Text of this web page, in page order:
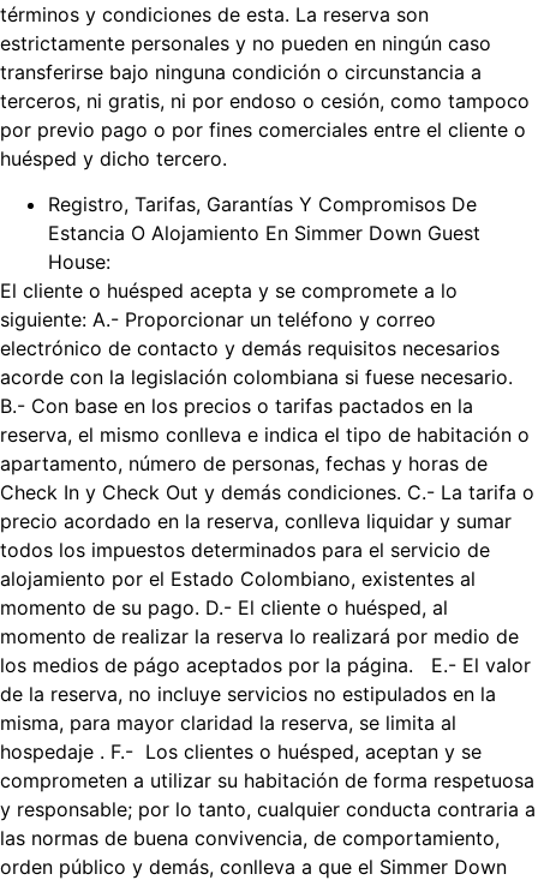
términos y condiciones de esta. La reserva son
estrictamente personales y no pueden en ningún caso
transferirse bajo ninguna condición o circunstancia a
terceros, ni gratis, ni por endoso o cesión, como tampoco
por previo pago o por fines comerciales entre el cliente o
huésped y dicho tercero.
Registro, Tarifas, Garantías Y Compromisos De
Estancia O Alojamiento En Simmer Down Guest
House:
El cliente o huésped acepta y se compromete a lo
siguiente: A.- Proporcionar un teléfono y correo
electrónico de contacto y demás requisitos necesarios
acorde con la legislación colombiana si fuese necesario.
B.- Con base en los precios o tarifas pactados en la
reserva, el mismo conlleva e indica el tipo de habitación o
apartamento, número de personas, fechas y horas de
Check In y Check Out y demás condiciones. C.- La tarifa o
precio acordado en la reserva, conlleva liquidar y sumar
todos los impuestos determinados para el servicio de
alojamiento por el Estado Colombiano, existentes al
momento de su pago. D.- El cliente o huésped, al
momento de realizar la reserva lo realizará por medio de
los medios de págo aceptados por la página. E.- El valor
de la reserva, no incluye servicios no estipulados en la
misma, para mayor claridad la reserva, se limita al
hospedaje . F.- Los clientes o huésped, aceptan y se
comprometen a utilizar su habitación de forma respetuosa
y responsable; por lo tanto, cualquier conducta contraria a
las normas de buena convivencia, de comportamiento,
orden público y demás, conlleva a que el Simmer Down